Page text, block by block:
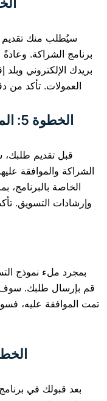
تقديم بعض
وعادةً ما تتضمن هذه
وبلد إقامتك وتفاصيل
من دقة جميع
طلبك، ستحتاج إلى
عليها. تحدد هذه
بما في ذلك جداول
تأكد من فهمك
التسجيل والموافقة
فسوف تتمكن من
الفريد
برنامج الشراكة،